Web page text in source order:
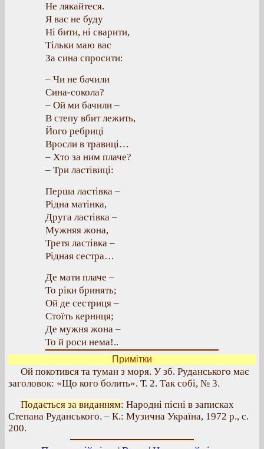
Не лякайтеся.
Я вас не буду
Ні бити, ні сварити,
Тільки маю вас
За сина спросити:
– Чи не бачили
Сина-сокола?
– Ой ми бачили –
В степу вбит лежить,
Його ребриці
Вросли в травиці…
– Хто за ним плаче?
– Три ластівиці:
Перша ластівка –
Рідна матінка,
Друга ластівка –
Мужняя жона,
Третя ластівка –
Рідная сестра…
Де мати плаче –
То ріки бринять;
Ой де сестриця –
Стоїть керниця;
Де мужня жона –
То й роси нема!..
Примітки
Ой покотився та туман з моря. У зб. Руданського має
заголовок: «Що кого болить». Т. 2. Так собі, № 3.
Подається за виданням: Народні пісні в записках
Степана Руданського. – К.: Музична Україна, 1972 р., с.
200.